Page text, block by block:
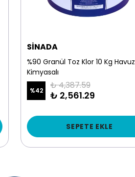
SİNADA
%90 Granül Toz Klor 10 Kg Havuz
Kimyasalı
%42 ₺ 4,387.59
₺ 2,561.29
SEPETE EKLE